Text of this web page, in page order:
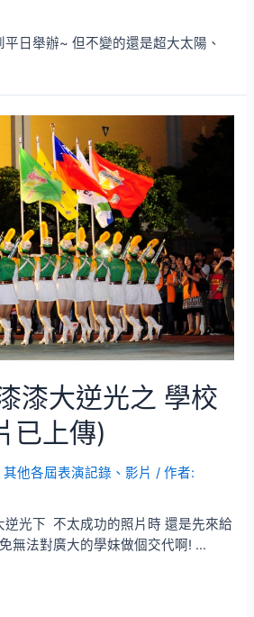
日舉辦~ 但不變的還是超大太陽、
漆大逆光之 學校
已上傳)
其他各屆表演記錄、影片 / 作者:
逆光下 不太成功的照片時 還是先來給
無法對廣大的學妹做個交代啊! …